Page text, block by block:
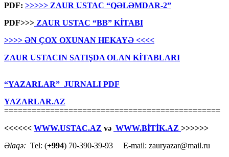
PDF: >>>>> ZAUR USTAC “QƏLƏMDAR-2”
PDF>>> ZAUR USTAC “BB” KİTABI
>>>> ƏN ÇOX OXUNAN HEKAYƏ <<<<
ZAUR USTACIN SATIŞDA OLAN KİTABLARI
“YAZARLAR” JURNALI PDF
YAZARLAR.AZ
===============================================
<<<<<< WWW.USTAC.AZ və WWW.BİTİK.AZ >>>>>>
Əlaqə: Tel: (+994) 70-390-39-93 E-mail: zauryazar@mail.ru